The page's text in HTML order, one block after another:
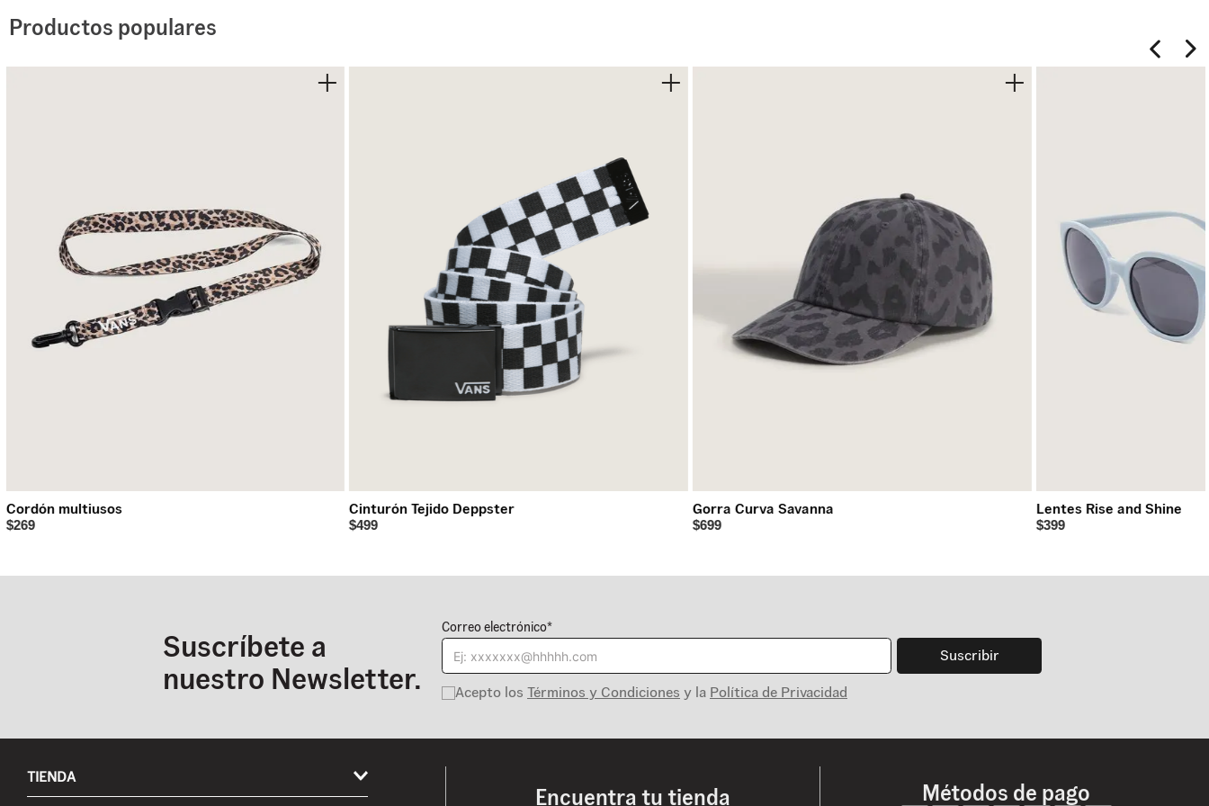
El ajuste holgado aporta comodidad y libertad de movimiento, ideal para el día a día.
- Acabado lavado para una sensación suave y look vivido
- Estilo versátil para uso diario
Productos populares
Cordón multiusos
$269
Cinturón Tejido Deppster
$499
Gorra Curva Savanna
$699
Lentes Rise and Shine
$399
Suscríbete a
nuestro Newsletter.
Correo electrónico*
Suscribir
Acepto los Términos y Condiciones y la Política de Privacidad
TIENDA
Encuentra tu tienda Métodos de pago